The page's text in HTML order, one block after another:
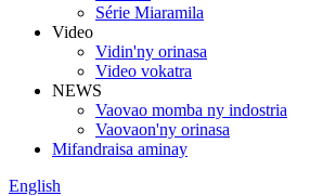
Série Miaramila
Video
Vidin'ny orinasa
Video vokatra
NEWS
Vaovao momba ny indostria
Vaovaon'ny orinasa
Mifandraisa aminay
English